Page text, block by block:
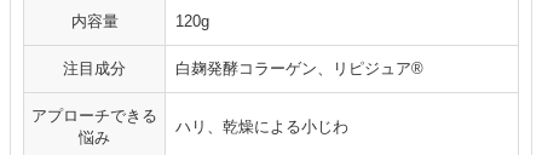
内容量 120g
注目成分 白麹発酵コラーゲン、リピジュア®
アプローチできる
悩み
ハリ、乾燥による小じわ